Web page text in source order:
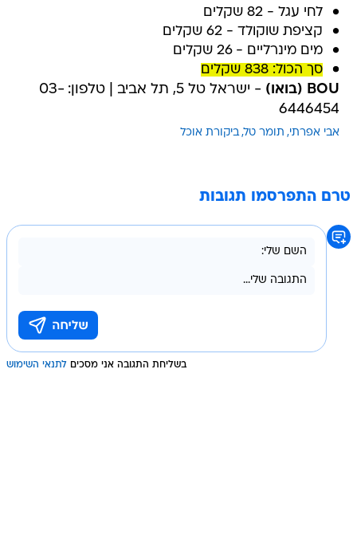
לחי עגל - 82 שקלים
קציפת שוקולד - 62 שקלים
מים מינרליים - 26 שקלים
סך הכול: 838
שקלים
BOU (בואו)
- ישראל טל 5, תל אביב | טלפון: 03-
6446454
אבי אפרתי תומר טל ביקורת אוכל
טרם התפרסמו תגובות
בשליחת התגובה אני מסכים לתנאי השימוש